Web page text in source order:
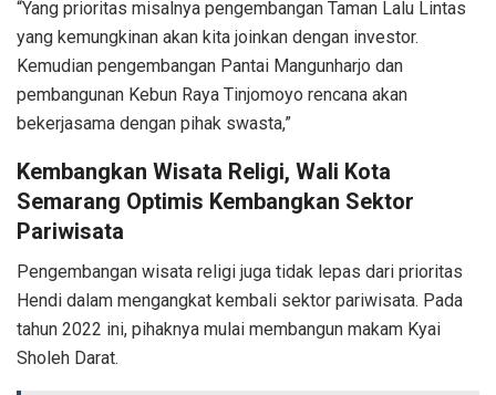
“Yang prioritas misalnya pengembangan Taman Lalu Lintas
yang kemungkinan akan kita joinkan dengan investor.
Kemudian pengembangan Pantai Mangunharjo dan
pembangunan Kebun Raya Tinjomoyo rencana akan
bekerjasama dengan pihak swasta,”
Kembangkan Wisata Religi, Wali Kota
Semarang Optimis Kembangkan Sektor
Pariwisata
Pengembangan wisata religi juga tidak lepas dari prioritas
Hendi dalam mengangkat kembali sektor pariwisata. Pada
tahun 2022 ini, pihaknya mulai membangun makam Kyai
Sholeh Darat.